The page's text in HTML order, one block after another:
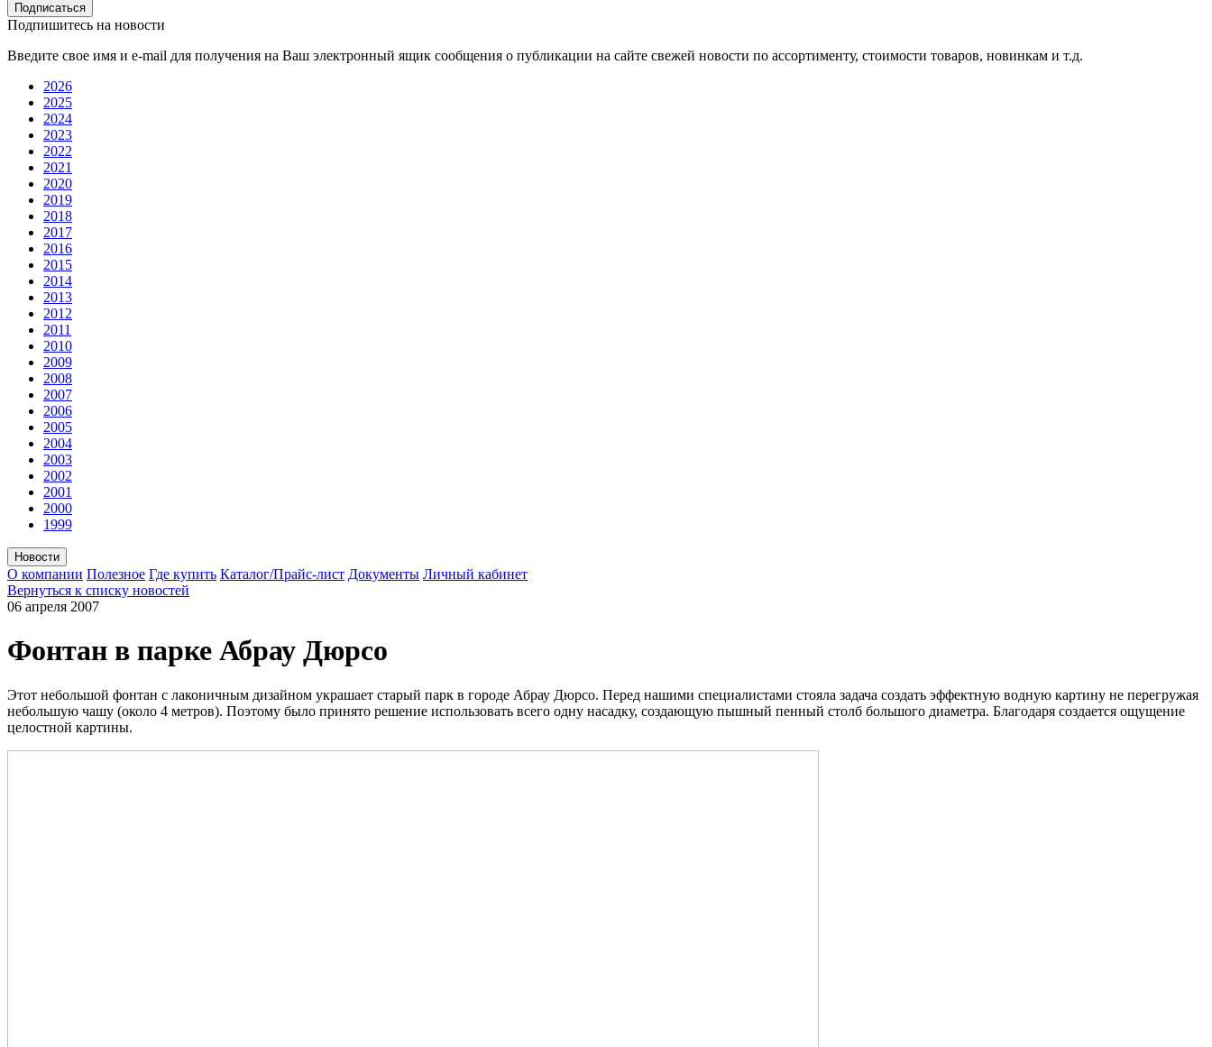
Подписаться
Подпишитесь на новости
Введите свое имя и e-mail для получения на Ваш электронный ящик сообщения о публикации на сайте свежей новости по ассортименту, стоимости товаров, новинкам и т.д.
2026
2025
2024
2023
2022
2021
2020
2019
2018
2017
2016
2015
2014
2013
2012
2011
2010
2009
2008
2007
2006
2005
2004
2003
2002
2001
2000
1999
Новости
О компании Полезное Где купить Каталог/Прайс-лист Документы Личный кабинет
Вернуться к списку новостей
06 апреля 2007
Фонтан в парке Абрау Дюрсо
Этот небольшой фонтан с лаконичным дизайном украшает старый парк в городе Абрау Дюрсо. Перед нашими специалистами стояла задача создать эффектную водную картину не перегружая
небольшую чашу (около 4 метров). Поэтому было принято решение использовать всего одну насадку, создающую пышный пенный столб большого диаметра. Благодаря создается ощущение
целостной картины.